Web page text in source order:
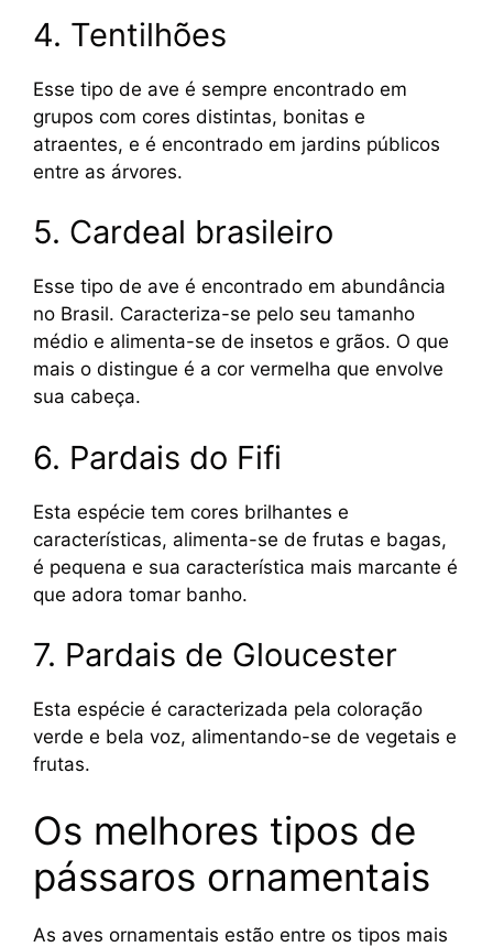
4. Tentilhões
Esse tipo de ave é sempre encontrado em
grupos com cores distintas, bonitas e
atraentes, e é encontrado em jardins públicos
entre as árvores.
5. Cardeal brasileiro
Esse tipo de ave é encontrado em abundância
no Brasil. Caracteriza-se pelo seu tamanho
médio e alimenta-se de insetos e grãos. O que
mais o distingue é a cor vermelha que envolve
sua cabeça.
6. Pardais do Fifi
Esta espécie tem cores brilhantes e
características, alimenta-se de frutas e bagas,
é pequena e sua característica mais marcante é
que adora tomar banho.
7. Pardais de Gloucester
Esta espécie é caracterizada pela coloração
verde e bela voz, alimentando-se de vegetais e
frutas.
Os melhores tipos de
pássaros ornamentais
As aves ornamentais estão entre os tipos mais